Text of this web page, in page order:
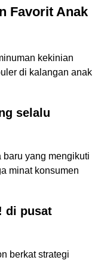
Favorit Anak
kekinian
di kalangan anak
selalu
baru yang mengikuti
minat konsumen
di pusat
berkat strategi